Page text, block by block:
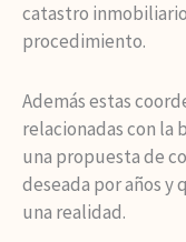
catastro
procedimiento.
Además estas
relacionadas con la
una propuesta de
deseada por años y
una realidad.